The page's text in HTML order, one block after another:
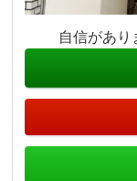
自信があり